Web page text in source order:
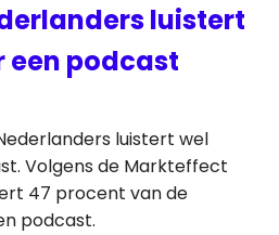
luistert
een podcast
luistert wel
Volgens de Markteffect
47 procent van de
podcast.